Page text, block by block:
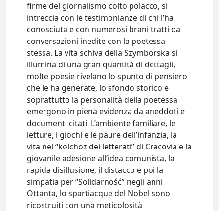
firme del giornalismo colto polacco, si
intreccia con le testimonianze di chi l’ha
conosciuta e con numerosi brani tratti da
conversazioni inedite con la poetessa
stessa. La vita schiva della Szymborska si
illumina di una gran quantità di dettagli,
molte poesie rivelano lo spunto di pensiero
che le ha generate, lo sfondo storico e
soprattutto la personalità della poetessa
emergono in piena evidenza da aneddoti e
documenti citati. L’ambiente familiare, le
letture, i giochi e le paure dell’infanzia, la
vita nel “kolchoz dei letterati” di Cracovia e la
giovanile adesione all’idea comunista, la
rapida disillusione, il distacco e poi la
simpatia per “Solidarność” negli anni
Ottanta, lo spartiacque del Nobel sono
ricostruiti con una meticolosità